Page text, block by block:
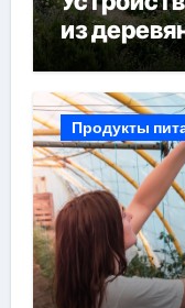
из
Продукты